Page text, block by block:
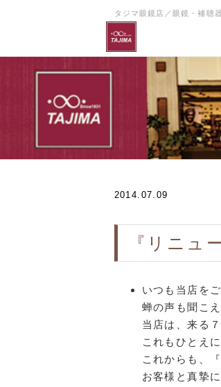
タジマ眼鏡店／眼鏡・補聴
2014.07.09
『リニュ
いつも当店を
蝉の声も聞こ
当店は、来る
これもひとえ
これからも、
お客様と真摯